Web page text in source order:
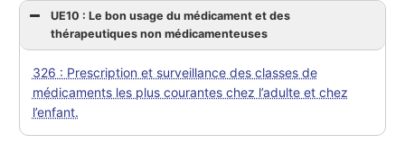
UE10 : Le bon usage du médicament et des
thérapeutiques non médicamenteuses
326 : Prescription et surveillance des classes de
médicaments les plus courantes chez l’adulte et chez
l’enfant.